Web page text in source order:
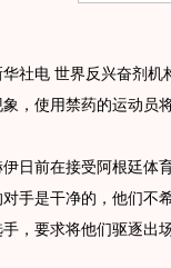
电 世界反兴奋剂机
，使用禁药的运动员
前在接受阿根廷体育
手是干净的，他们不
，要求将他们驱逐出场